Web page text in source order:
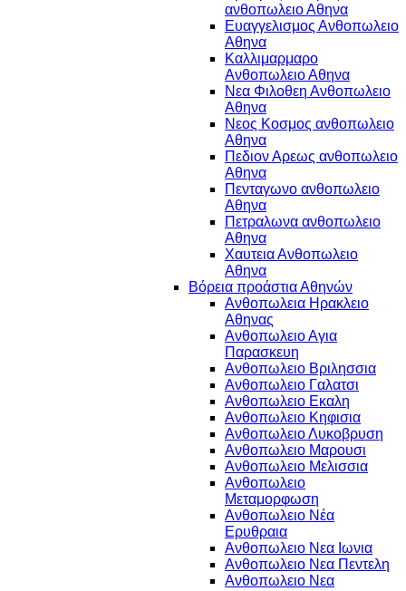
ανθοπωλειο Αθηνα
Ευαγγελισμος Ανθοπωλειο
Αθηνα
Καλλιμαρμαρο
Ανθοπωλειο Αθηνα
Νεα Φιλοθεη Ανθοπωλειο
Αθηνα
Νεος Κοσμος ανθοπωλειο
Αθηνα
Πεδιον Αρεως ανθοπωλειο
Αθηνα
Πενταγωνο ανθοπωλειο
Αθηνα
Πετραλωνα ανθοπωλειο
Αθηνα
Χαυτεια Ανθοπωλειο
Αθηνα
Βόρεια προάστια Αθηνών
Ανθοπωλεια Ηρακλειο
Αθηνας
Ανθοπωλειο Αγια
Παρασκευη
Ανθοπωλειο Βριλησσια
Ανθοπωλειο Γαλατσι
Ανθοπωλειο Εκαλη
Ανθοπωλειο Κηφισια
Ανθοπωλειο Λυκοβρυση
Ανθοπωλειο Μαρουσι
Ανθοπωλειο Μελισσια
Ανθοπωλειο
Μεταμορφωση
Ανθοπωλειο Νέα
Ερυθραια
Ανθοπωλειο Νεα Ιωνια
Ανθοπωλειο Νεα Πεντελη
Ανθοπωλειο Νεα